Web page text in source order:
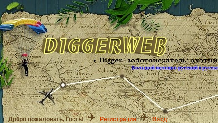
Добро пожаловать, Гость! Регистрация Вход